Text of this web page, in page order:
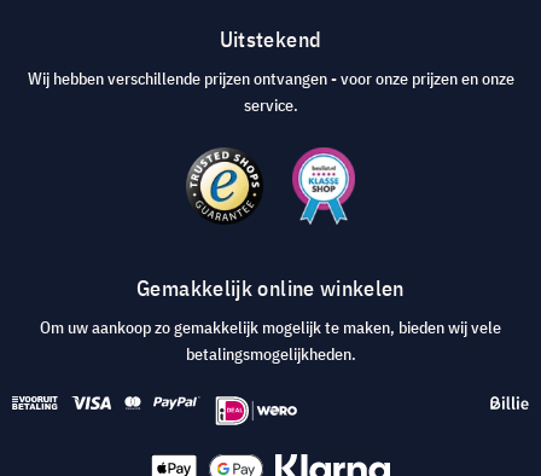
Uitstekend
Wij hebben verschillende prijzen ontvangen - voor onze prijzen en onze
service.
Gemakkelijk online winkelen
Om uw aankoop zo gemakkelijk mogelijk te maken, bieden wij vele
betalingsmogelijkheden.